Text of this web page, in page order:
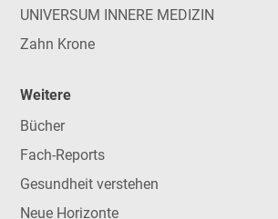
UNIVERSUM INNERE MEDIZIN
Zahn Krone
Weitere
Bücher
Fach-Reports
Gesundheit verstehen
Neue Horizonte